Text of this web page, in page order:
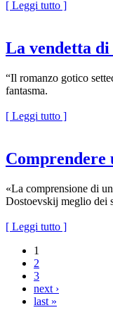
[ Leggi tutto ]
La vendetta
“Il romanzo gotico
fantasma.
[ Leggi tutto ]
Comprendere
«La comprensione di
Dostoevskij meglio dei
[ Leggi tutto ]
1
2
3
next ›
last »